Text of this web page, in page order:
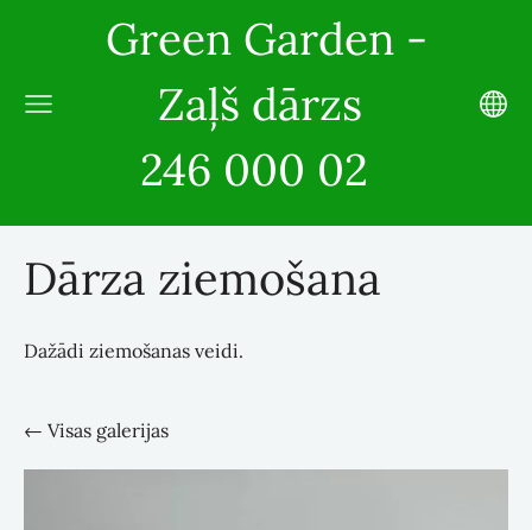
Green Garden -
Zaļš dārzs
246 000 02
Dārza ziemošana
Dažādi ziemošanas veidi.
Visas galerijas